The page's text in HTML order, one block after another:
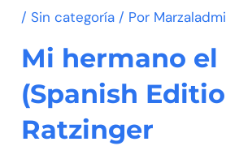
/Sin categoría / Por
Mi hermano el
(Spanish
Ratzinger